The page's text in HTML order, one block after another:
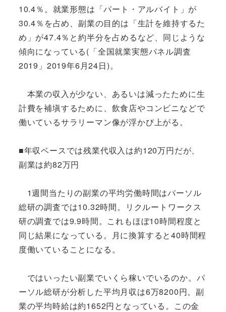
10.4％。就業形態は「パート・アルバイト」が
30.4％を占め、副業の目的は「生計を維持するた
め」が47.4％と約半分を占めるなど、同じような
傾向になっている(「全国就業実態パネル調査
2019」2019年6月24日)。
本業の収入が少ない、あるいは減ったために生
計費を補塡するために、飲食店やコンビニなどで
働いているサラリーマン像が浮かび上がる。
■年収ベースでは残業代収入は約120万円だが、
副業は約82万円
1週間当たりの副業の平均労働時間はパーソル
総研の調査では10.32時間。リクルートワークス
研の調査では9.9時間。これもほぼ10時間程度と
同じ結果になっている。月に換算すると40時間程
度働いていることになる。
ではいったい副業でいくら稼いでいるのか。パ
ーソル総研が分析した平均月収は6万8200円。副
業の平均時給は約1652円となっている。この金